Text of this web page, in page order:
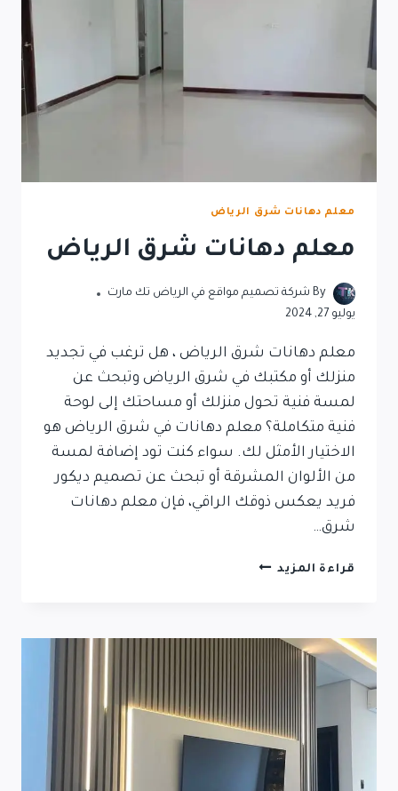
معلم دهانات شرق الرياض
معلم دهانات شرق الرياض
By شركة تصميم مواقع في الرياض تك مارت
يوليو 27, 2024
معلم دهانات شرق الرياض ، هل ترغب في تجديد
منزلك أو مكتبك في شرق الرياض وتبحث عن
لمسة فنية تحول منزلك أو مساحتك إلى لوحة
فنية متكاملة؟ معلم دهانات في شرق الرياض هو
الاختيار الأمثل لك. سواء كنت تود إضافة لمسة
من الألوان المشرقة أو تبحث عن تصميم ديكور
فريد يعكس ذوقك الراقي، فإن معلم دهانات
شرق…
قراءة المزيد